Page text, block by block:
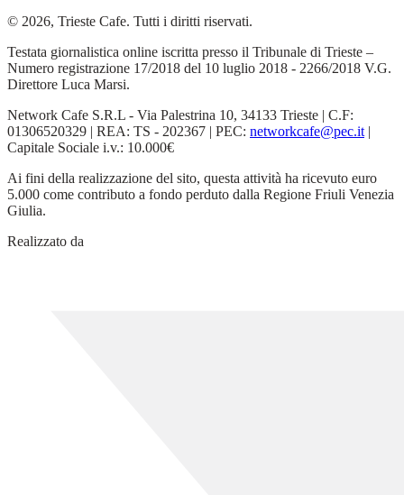
© 2026, Trieste Cafe. Tutti i diritti riservati.
Testata giornalistica online iscritta presso il Tribunale di Trieste –
Numero registrazione 17/2018 del 10 luglio 2018 - 2266/2018 V.G.
Direttore Luca Marsi.
Network Cafe S.R.L - Via Palestrina 10, 34133 Trieste | C.F:
01306520329 | REA: TS - 202367 | PEC: networkcafe@pec.it|
Capitale Sociale i.v.: 10.000€
Ai fini della realizzazione del sito, questa attività ha ricevuto euro
5.000 come contributo a fondo perduto dalla Regione Friuli Venezia
Giulia.
Realizzato da